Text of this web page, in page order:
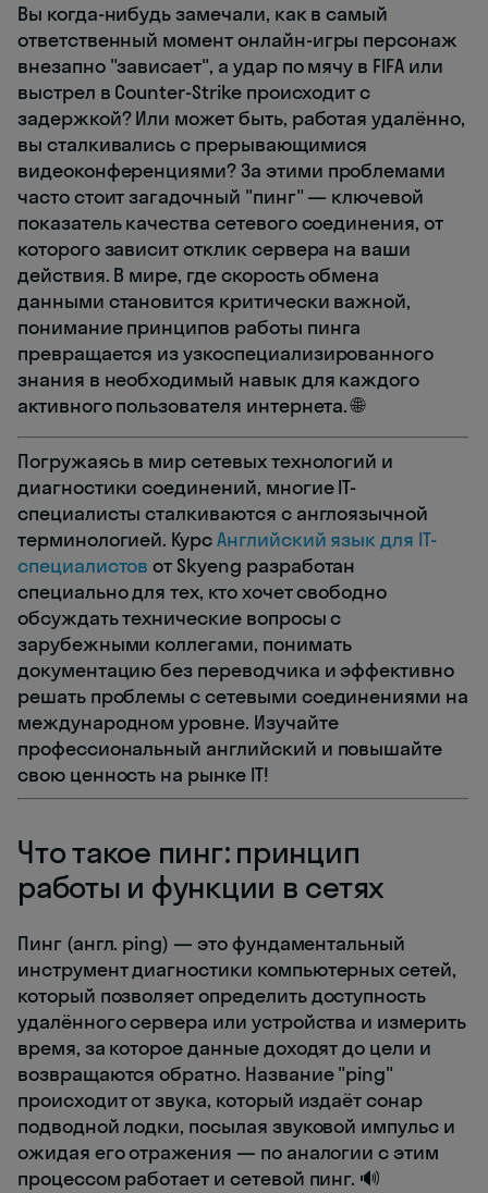
Вы когда-нибудь замечали, как в самый
ответственный момент онлайн-игры персонаж
внезапно "зависает", а удар по мячу в FIFA или
выстрел в Counter-Strike происходит с
задержкой? Или может быть, работая удалённо,
вы сталкивались с прерывающимися
видеоконференциями? За этими проблемами
часто стоит загадочный "пинг" — ключевой
показатель качества сетевого соединения, от
которого зависит отклик сервера на ваши
действия. В мире, где скорость обмена
данными становится критически важной,
понимание принципов работы пинга
превращается из узкоспециализированного
знания в необходимый навык для каждого
активного пользователя интернета. 🌐
Погружаясь в мир сетевых технологий и
диагностики соединений, многие IT-
специалисты сталкиваются с англоязычной
терминологией. КурсАнглийский язык для IT-
специалистов от Skyeng разработан
специально для тех, кто хочет свободно
обсуждать технические вопросы с
зарубежными коллегами, понимать
документацию без переводчика и эффективно
решать проблемы с сетевыми соединениями на
международном уровне. Изучайте
профессиональный английский и повышайте
свою ценность на рынке IT!
Что такое пинг: принцип
работы и функции в сетях
Пинг (англ. ping) — это фундаментальный
инструмент диагностики компьютерных сетей,
который позволяет определить доступность
удалённого сервера или устройства и измерить
время, за которое данные доходят до цели и
возвращаются обратно. Название "ping"
происходит от звука, который издаёт сонар
подводной лодки, посылая звуковой импульс и
ожидая его отражения — по аналогии с этим
процессом работает и сетевой пинг. 🔊